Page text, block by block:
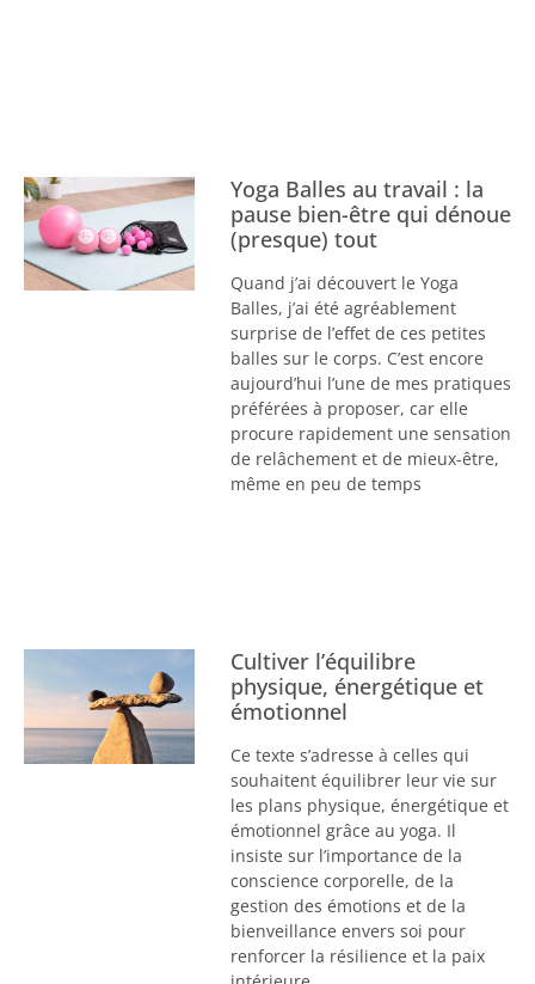
Yoga Balles au travail : la
pause bien-être qui dénoue
(presque) tout
Quand j’ai découvert le Yoga
Balles, j’ai été agréablement
surprise de l’effet de ces petites
balles sur le corps. C’est encore
aujourd’hui l’une de mes pratiques
préférées à proposer, car elle
procure rapidement une sensation
de relâchement et de mieux-être,
même en peu de temps
Cultiver l’équilibre
physique, énergétique et
émotionnel
Ce texte s’adresse à celles qui
souhaitent équilibrer leur vie sur
les plans physique, énergétique et
émotionnel grâce au yoga. Il
insiste sur l’importance de la
conscience corporelle, de la
gestion des émotions et de la
bienveillance envers soi pour
renforcer la résilience et la paix